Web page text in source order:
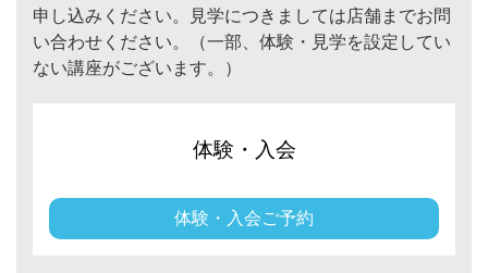
申し込みください。見学につきましては店舗までお問
い合わせください。（一部、体験・見学を設定してい
ない講座がございます。）
体験・入会
体験・入会ご予約